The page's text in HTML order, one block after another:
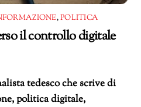
,POLITICA
il controllo digitale
tedesco che scrive di
politica digitale,